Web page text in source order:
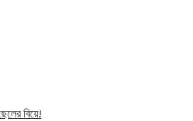
বিয়ে!